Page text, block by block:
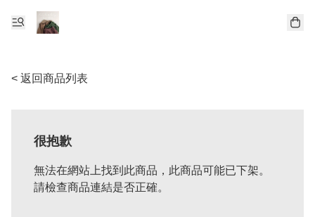
< 返回商品列表
很抱歉
無法在網站上找到此商品，此商品可能已下架。
請檢查商品連結是否正確。